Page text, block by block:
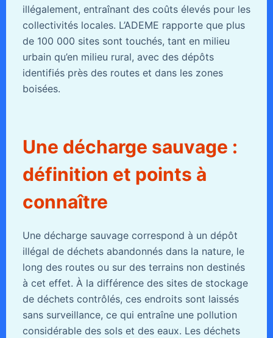
illégalement, entraînant des coûts élevés pour les
collectivités locales. L’ADEME rapporte que plus
de 100 000 sites sont touchés, tant en milieu
urbain qu’en milieu rural, avec des dépôts
identifiés près des routes et dans les zones
boisées.
Une décharge sauvage :
définition et points à
connaître
Une décharge sauvage correspond à un dépôt
illégal de déchets abandonnés dans la nature, le
long des routes ou sur des terrains non destinés
à cet effet. À la différence des sites de stockage
de déchets contrôlés, ces endroits sont laissés
sans surveillance, ce qui entraîne une pollution
considérable des sols et des eaux. Les déchets